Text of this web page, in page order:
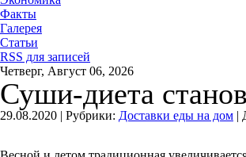
Факты
Галерея
Статьи
RSS для записей
Четверг, Август 06, 2026
Суши-диета
29.08.2020 | Рубрики: Доставки еды на дом |